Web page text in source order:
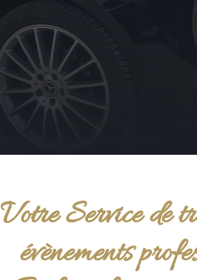
Votre Service de
évènements